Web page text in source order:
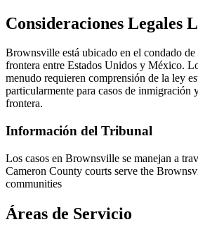
Consideraciones Legales
Brownsville está ubicado en el condado de
frontera entre Estados Unidos y México.
menudo requieren comprensión de la ley
particularmente para casos de inmigración
frontera.
Información del Tribunal
Los casos en Brownsville se manejan a
Cameron County courts serve the
communities
Áreas de Servicio